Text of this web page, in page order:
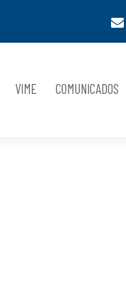
VIME COMUNICADOS